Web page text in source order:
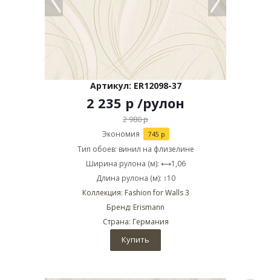
Артикул: ER12098-37
2 235 р /рулон
2 980р
Экономия 745 р
Тип обоев: винил на флизелине
Ширина рулона (м): ⟷1,06
Длина рулона (м): ↕10
Коллекция: Fashion for Walls 3
Бренд: Erismann
Страна: Германия
Купить